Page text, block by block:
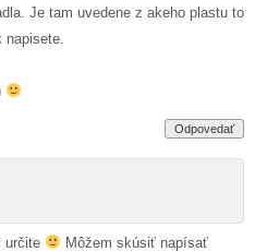
Je tam uvedene z akeho plastu to
napisete.
Odpovedať
určite
Môžem skúsiť napísať